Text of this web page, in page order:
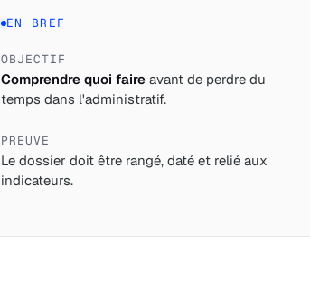
EN BREF
OBJECTIF
Comprendre quoi faire avant de perdre du
temps dans l'administratif.
PREUVE
Le dossier doit être rangé, daté et relié aux
indicateurs.